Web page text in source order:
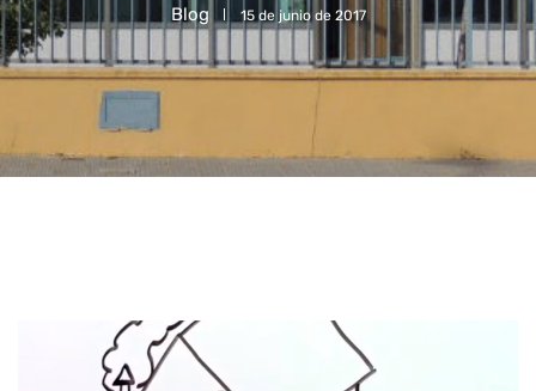
Blog 15 de junio de 2017